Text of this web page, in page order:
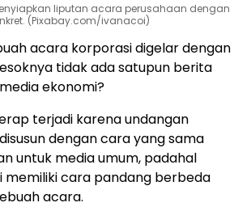
liputan acara perusahaan dengan
(Pixabay.com/ivanacoi)
acara korporasi digelar dengan
tidak ada satupun berita
ekonomi?
terjadi karena undangan
dengan cara yang sama
untuk media umum, padahal
memiliki cara pandang berbeda
acara.